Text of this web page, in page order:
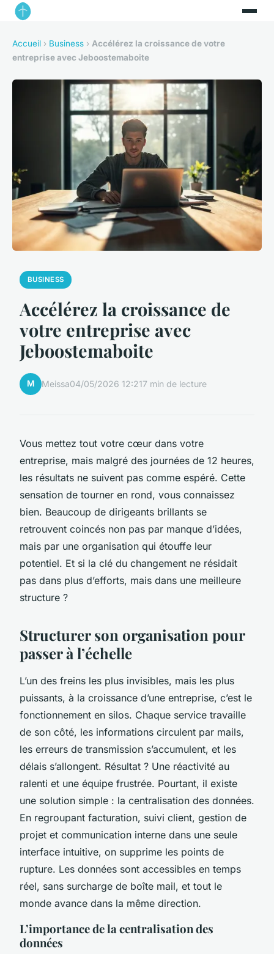
Accueil › Business › Accélérez la croissance de votre
entreprise avec Jeboostemaboite
BUSINESS
Accélérez la croissance de
votre entreprise avec
Jeboostemaboite
M Meissa04/05/2026 12:217 min de lecture
Vous mettez tout votre cœur dans votre
entreprise, mais malgré des journées de 12 heures,
les résultats ne suivent pas comme espéré. Cette
sensation de tourner en rond, vous connaissez
bien. Beaucoup de dirigeants brillants se
retrouvent coincés non pas par manque d’idées,
mais par une organisation qui étouffe leur
potentiel. Et si la clé du changement ne résidait
pas dans plus d’efforts, mais dans une meilleure
structure ?
Structurer son organisation pour
passer à l’échelle
L’un des freins les plus invisibles, mais les plus
puissants, à la croissance d’une entreprise, c’est le
fonctionnement en silos. Chaque service travaille
de son côté, les informations circulent par mails,
les erreurs de transmission s’accumulent, et les
délais s’allongent. Résultat ? Une réactivité au
ralenti et une équipe frustrée. Pourtant, il existe
une solution simple : la centralisation des données.
En regroupant facturation, suivi client, gestion de
projet et communication interne dans une seule
interface intuitive, on supprime les points de
rupture. Les données sont accessibles en temps
réel, sans surcharge de boîte mail, et tout le
monde avance dans la même direction.
L’importance de la centralisation des
données